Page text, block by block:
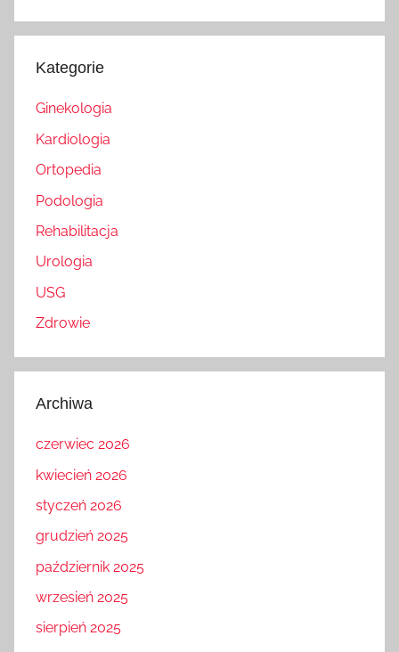
Kategorie
Ginekologia
Kardiologia
Ortopedia
Podologia
Rehabilitacja
Urologia
USG
Zdrowie
Archiwa
czerwiec 2026
kwiecień 2026
styczeń 2026
grudzień 2025
październik 2025
wrzesień 2025
sierpień 2025